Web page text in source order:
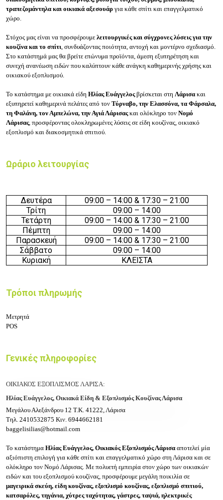
τραπεζομάντηλα και οικιακά αξεσουάρ για κάθε σπίτι και επαγγελματικό
χώρο.
Στόχος μας είναι να προσφέρουμε λειτουργικές και σύγχρονες λύσεις για την
κουζίνα και το σπίτι, συνδυάζοντας ποιότητα, αντοχή και μοντέρνο σχεδιασμό.
Στο κατάστημά μας θα βρείτε επώνυμα προϊόντα, άμεση εξυπηρέτηση και
συνεχή ανανέωση ειδών που καλύπτουν κάθε ανάγκη καθημερινής χρήσης και
οικιακού εξοπλισμού.
Το κατάστημα με οικιακά είδη Ηλίας Ευάγγελοςβρίσκεται στη Λάρισα και
εξυπηρετεί καθημερινά πελάτες από τον Τύρναβο, την Ελασσόνα, τα Φάρσαλα,
τη Φαλάνη, τον Αμπελώνα, την Αγιά Λάρισαςκαι ολόκληρο τον Νομό
Λάρισας, προσφέροντας ολοκληρωμένες λύσεις σε είδη κουζίνας, οικιακό
εξοπλισμό και διακοσμητικά σπιτιού.
Ωράριο λειτουργίας
Δευτέρα
09:00 – 14:00 & 17:30 – 21:00
Τρίτη
09:00 – 14:00
Τετάρτη
09:00 – 14:00 & 17:30 – 21:00
Πέμπτη
09:00 – 14:00
Παρασκευή
09:00 – 14:00 & 17:30 – 21:00
Σάββατο
09:00 – 14:00
Κυριακή
ΚΛΕΙΣΤΑ
Τρόποι πληρωμής
Μετρητά
POS
Γενικές πληροφορίες
ΟΙΚΙΑΚΟΣ ΕΞΟΠΛΙΣΜΟΣ ΛΑΡΙΣΑ:
Ηλίας Ευάγγελος, Οικιακά Είδη & Εξοπλισμός Κουζίνας Λάρισα
Μεγάλου Αλεξάνδρου 12 Τ.Κ. 41222, Λάρισα
Τηλ. 2410532875 Κιν. 6944662181
baggelisilias@hotmail.com
Το κατάστημα Ηλίας Ευάγγελος, Οικιακός Εξοπλισμός Λάρισα αποτελεί μία
αξιόπιστη επιλογή για κάθε σπίτι και επαγγελματικό χώρο στη Λάρισα και σε
ολόκληρο τον Νομό Λάρισας. Με πολυετή εμπειρία στον χώρο των οικιακών
ειδών και του εξοπλισμού κουζίνας, προσφέρουμε μεγάλη ποικιλία σε
μαγειρικά σκεύη, είδη κουζίνας, εξοπλισμό κουζίνας, εξοπλισμό σπιτιού,
κατσαρόλες, τηγάνια, χύτρες ταχύτητας, γάστρες, ταψιά, ηλεκτρικές